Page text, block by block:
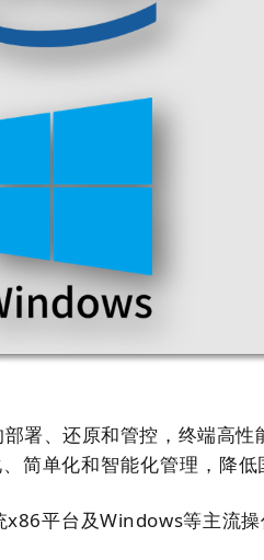
署、还原和管控，终端高性
简单化和智能化管理，降
平台及Windows等主流